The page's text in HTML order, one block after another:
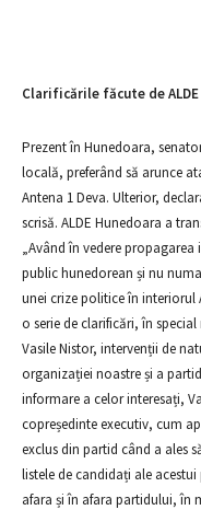
Clarificările făcute de
Prezent în Hunedoara,
locală, preferând să arunce
Antena 1 Deva. Ulterior,
scrisă. ALDE Hunedoara a
„Având în vedere
public hunedorean și nu
unei crize politice în interiorul
o serie de clarificări, în
Vasile Nistor, intervenții de
organizației noastre și a
informare a celor interesați,
copreședinte executiv, cum
exclus din partid când a ales
listele de candidați ale
afara și în afara partidului, în